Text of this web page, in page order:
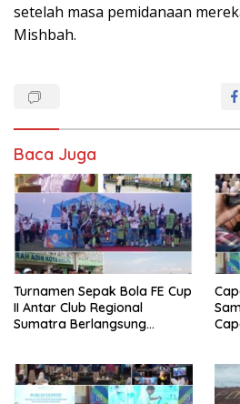
setelah masa pemidanaan
Mishbah.
Baca Juga
Turnamen Sepak Bola FE Cup
II Antar Club Regional
Sumatra Berlangsung